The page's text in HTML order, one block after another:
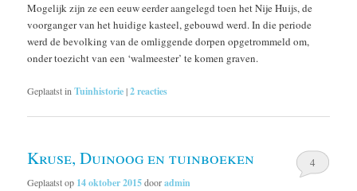
Mogelijk zijn ze een eeuw eerder aangelegd toen het Nije Huijs, de
voorganger van het huidige kasteel, gebouwd werd. In die periode
werd de bevolking van de omliggende dorpen opgetrommeld om,
onder toezicht van een ‘walmeester’ te komen graven.
Geplaatst inTuinhistorie|2reacties
Kruse, Duinoog en tuinboeken
Geplaatst op 14 oktober 2015dooradmin
4